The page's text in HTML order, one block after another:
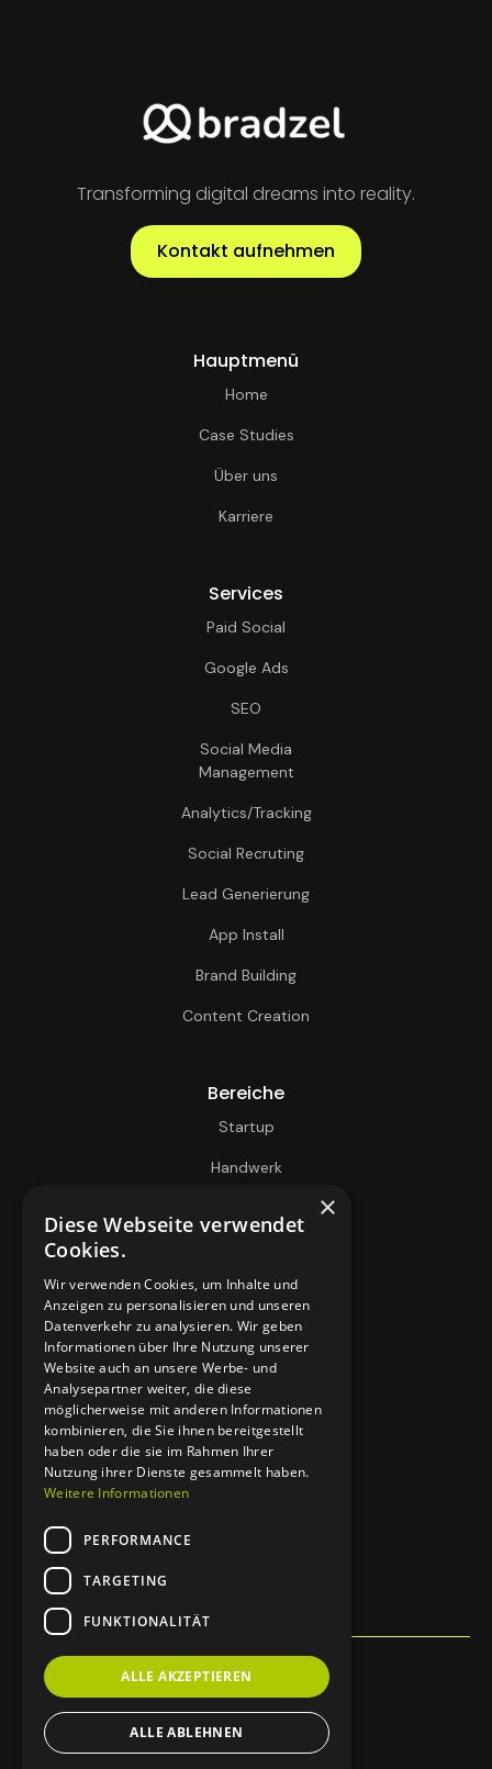
Transforming digital dreams into reality.
Kontakt aufnehmen
Hauptmenü
Home
Case Studies
Über uns
Karriere
Services
Paid Social
Google Ads
SEO
Social Media
Management
Analytics/Tracking
Social Recruting
Lead Generierung
App Install
Brand Building
Content Creation
Bereiche
Startup
Handwerk
Gastronomie
Hotels
Apotheken
Zahnärzte
Rechtliches
© Copyright bradzel GmbH - 2024
×
Diese Webseite verwendet
Cookies.
Wir verwenden Cookies, um Inhalte und
Anzeigen zu personalisieren und unseren
Datenverkehr zu analysieren. Wir geben
Informationen über Ihre Nutzung unserer
Website auch an unsere Werbe- und
Analysepartner weiter, die diese
möglicherweise mit anderen Informationen
kombinieren, die Sie ihnen bereitgestellt
haben oder die sie im Rahmen Ihrer
Nutzung ihrer Dienste gesammelt haben.
Weitere Informationen
PERFORMANCE
TARGETING
FUNKTIONALITÄT
ALLE AKZEPTIEREN
ALLE ABLEHNEN